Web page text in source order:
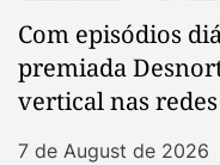
Com episódios
premiada
vertical nas
7 de August de 2026